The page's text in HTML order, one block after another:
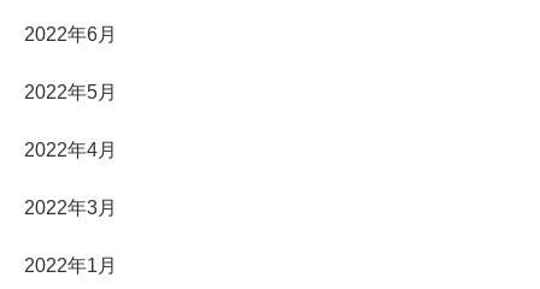
2022年6月
2022年5月
2022年4月
2022年3月
2022年1月